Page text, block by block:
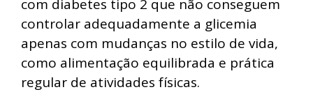
com diabetes tipo 2 que não conseguem
controlar adequadamente a glicemia
apenas com mudanças no estilo de vida,
como alimentação equilibrada e prática
regular de atividades físicas.